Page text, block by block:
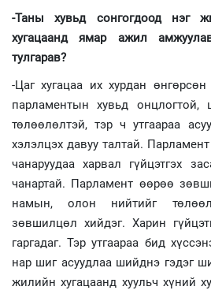
-Таны хувьд сонгогдоод нэг
хугацаанд ямар ажил
тулгарав?
-Цаг хугацаа их хурдан
парламентын хувьд
төлөөлөлтэй, тэр ч утгаараа
хэлэлцэх давуу талтай.
чанаруудаа харвал гүйцэтгэх
чанартай. Парламент өөрөө
намын, олон нийтийг
зөвшилцөл хийдэг. Харин
гаргадаг. Тэр утгаараа бид
нар шиг асуудлаа шийднэ гэдэг
жилийн хугацаанд хуульч хүний